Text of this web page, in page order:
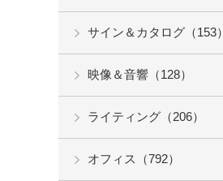
サイン＆カタログ（153）
映像＆音響（128）
ライティング（206）
オフィス（792）